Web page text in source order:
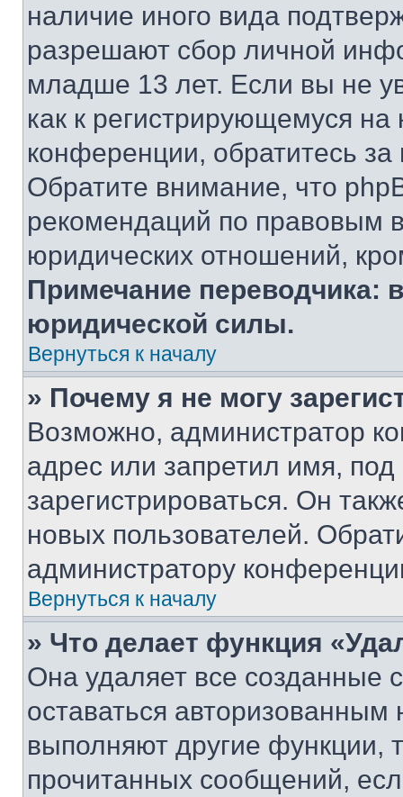
наличие иного вида
разрешают сбор личной
младше 13 лет. Если вы не
как к регистрирующемуся
конференции, обратитесь
Обратите внимание, что
рекомендаций по правовым
юридических отношений,
Примечание переводчика:
юридической силы.
Вернуться к началу
» Почему я не могу
Возможно, администратор
адрес или запретил имя,
зарегистрироваться. Он
новых пользователей.
администратору
Вернуться к началу
» Что делает функция
Она удаляет все созданные
оставаться
выполняют другие функции,
прочитанных сообщений,